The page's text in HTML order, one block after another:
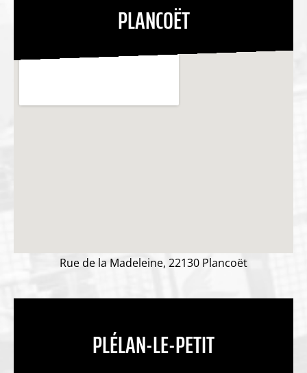
PLANCOËT
Rue de la Madeleine, 22130 Plancoët
PLÉLAN-LE-PETIT